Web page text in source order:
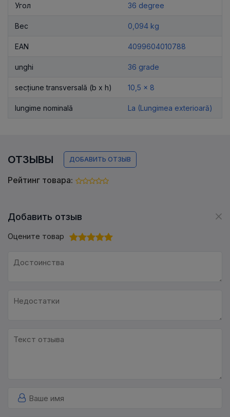
Угол 36 degree
Вес 0,094 kg
EAN 4099604010788
unghi 36 grade
secțiune transversală (b x h) 10,5 x 8
lungime nominală La (Lungimea exterioară)
ОТЗЫВЫ ДОБАВИТЬ ОТЗЫВ
Рейтинг товара:
Добавить отзыв
Оцените товар